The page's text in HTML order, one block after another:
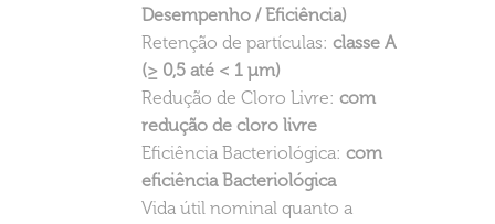
Desempenho / Eficiência)
Retenção de partículas: classe A
(≥ 0,5 até < 1 μm)
Redução de Cloro Livre: com
redução de cloro livre
Eficiência Bacteriológica: com
eficiência Bacteriológica
Vida útil nominal quanto a